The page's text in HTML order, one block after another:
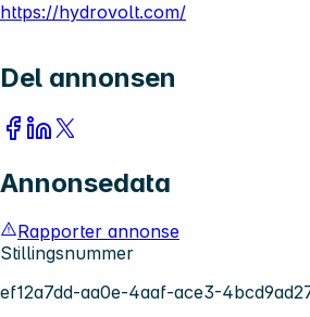
https://hydrovolt.com/
Del annonsen
Annonsedata
Rapporter annonse
Stillingsnummer
ef12a7dd-aa0e-4aaf-ace3-